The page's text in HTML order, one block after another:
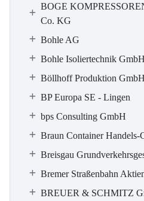
BOGE
Co. KG
Bohle AG
Bohle Isoliertechnik GmbH
Böllhoff Produktion GmbH
BP Europa SE - Lingen
bps Consulting GmbH
Braun Container Handels-
Breisgau
Bremer Straßenbahn
BREUER & SCHMITZ